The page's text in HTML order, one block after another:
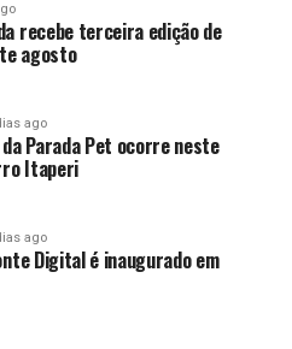
recebe terceira edição de
agosto
ago
Parada Pet ocorre neste
Itaperi
ago
Digital é inaugurado em